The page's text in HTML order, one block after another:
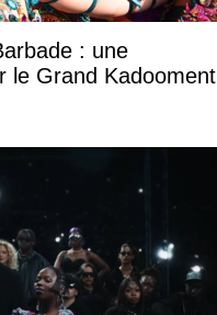
: une
le Grand Kadooment